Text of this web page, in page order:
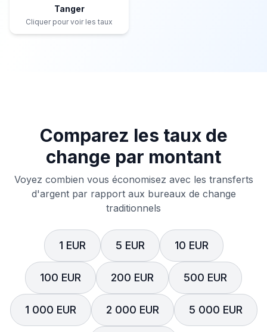
Tanger
Cliquer pour voir les taux
Comparez les taux de
change par montant
Voyez combien vous économisez avec les transferts
d'argent par rapport aux bureaux de change
traditionnels
1 EUR 5 EUR 10 EUR
100 EUR 200 EUR 500 EUR
1 000 EUR 2 000 EUR 5 000 EUR